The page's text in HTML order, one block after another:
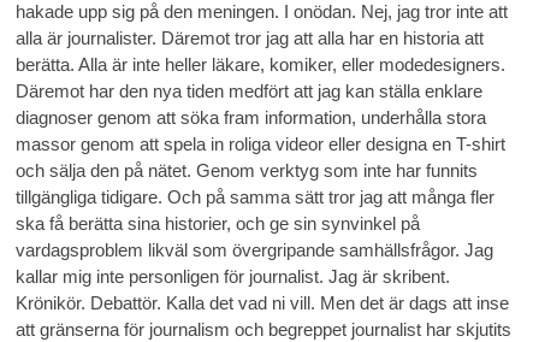
hakade upp sig på den meningen. I onödan. Nej, jag tror inte att
alla är journalister. Däremot tror jag att alla har en historia att
berätta. Alla är inte heller läkare, komiker, eller modedesigners.
Däremot har den nya tiden medfört att jag kan ställa enklare
diagnoser genom att söka fram information, underhålla stora
massor genom att spela in roliga videor eller designa en T-shirt
och sälja den på nätet. Genom verktyg som inte har funnits
tillgängliga tidigare. Och på samma sätt tror jag att många fler
ska få berätta sina historier, och ge sin synvinkel på
vardagsproblem likväl som övergripande samhällsfrågor. Jag
kallar mig inte personligen för journalist. Jag är skribent.
Krönikör. Debattör. Kalla det vad ni vill. Men det är dags att inse
att gränserna för journalism och begreppet journalist har skjutits